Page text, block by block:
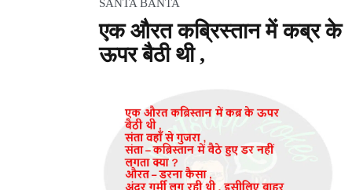
SANTA BANTA
एक औरत कब्रिस्तान में कब्र के
ऊपर बैठी थी ,